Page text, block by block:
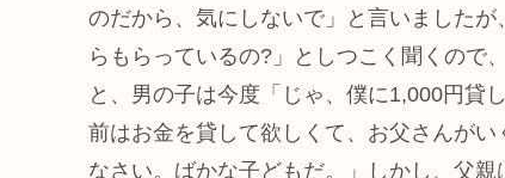
のだから、気にしないで」と言いました
らもらっているの?」としつこく聞くので
と、男の子は今度「じゃ、僕に1,000円貸
前はお金を貸して欲しくて、お父さんが
なさい。ばかな子どもだ。」しかし、父